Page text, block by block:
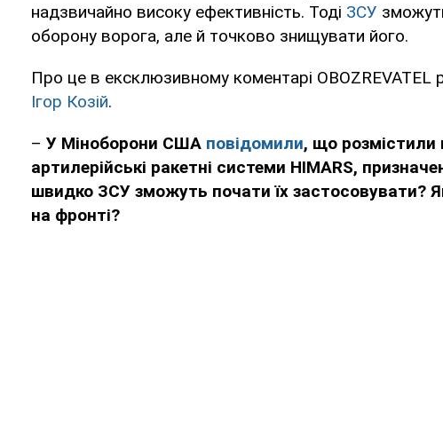
надзвичайно високу ефективність. Тоді ЗСУ
оборону ворога, але й точково знищувати його.
Про це в ексклюзивному коментарі OBOZREVATEL
Ігор Козій.
– У Міноборони США повідомили, що розмістили
артилерійські ракетні системи HIMARS,
швидко ЗСУ зможуть почати їх застосовувати?
на фронті?